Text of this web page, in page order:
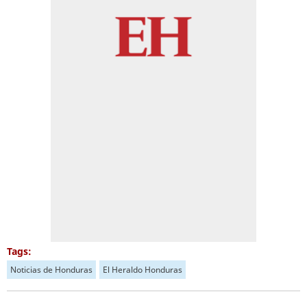
Tags:
Noticias de Honduras El Heraldo Honduras